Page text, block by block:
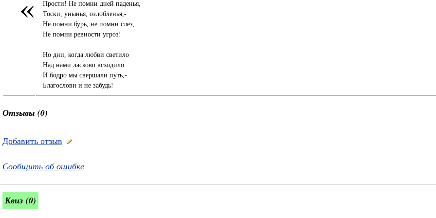
Прости! Не помни дней паденья,
Тоски, унынья, озлобленья,-
Не помни бурь, не помни слез,
Не помни ревности угроз!
Но дни, когда любви светило
Над нами ласково всходило
И бодро мы свершали путь,-
Благослови и не забудь!
Отзывы (0)
Добавить отзыв
Сообщить об ошибке
Квиз (0)